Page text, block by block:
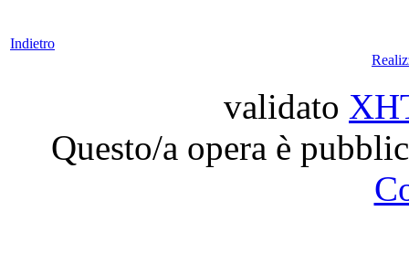
Indietro
validato
Questo/a opera è